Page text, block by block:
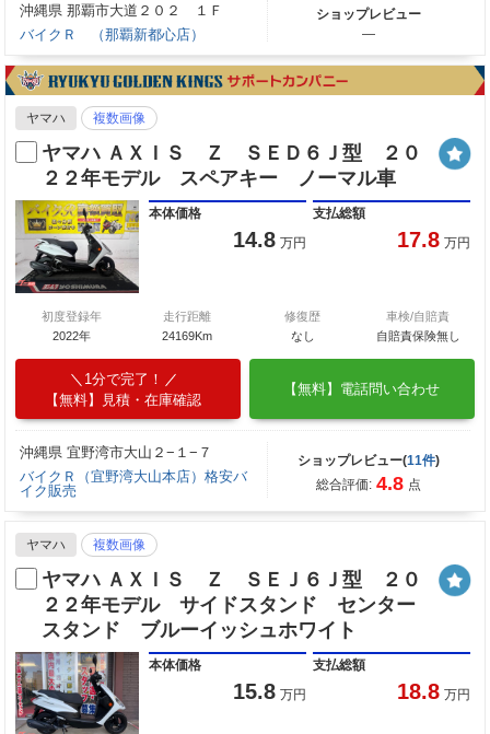
沖縄県 那覇市大道２０２ １Ｆ
バイクＲ （那覇新都心店）
ショップレビュー
―
ヤマハ 複数画像
ヤマハ ＡＸＩＳ Ｚ ＳＥＤ６Ｊ型 ２０
２２年モデル スペアキー ノーマル車
本体価格
14.8 万円
支払総額
17.8 万円
初度登録年
2022年
走行距離
24169Km
修復歴
なし
車検/自賠責
自賠責保険無し
1分で完了！
【無料】見積・在庫確認
【無料】電話問い合わせ
沖縄県 宜野湾市大山２−１−７
バイクＲ（宜野湾大山本店）格安バ
イク販売
ショップレビュー(11件)
総合評価: 4.8 点
ヤマハ 複数画像
ヤマハ ＡＸＩＳ Ｚ ＳＥＪ６Ｊ型 ２０
２２年モデル サイドスタンド センター
スタンド ブルーイッシュホワイト
本体価格
15.8 万円
支払総額
18.8 万円